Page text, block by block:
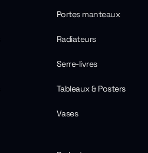
Portes manteaux
Radiateurs
Serre-livres
Tableaux & Posters
Vases